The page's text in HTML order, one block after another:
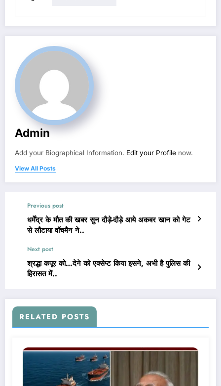
Admin
Add your Biographical Information. Edit your Profile now.
View All Posts
Previous post
धर्मेंद्र के मौत की खबर सुन दौड़े-दौड़े आये अकबर खान को गेट
से लौटाया वॉचमैन ने..
Next post
श्रद्धा कपूर को…देने को एक्सेप्ट किया इसने, अभी है पुलिस की
हिरासत में..
RELATED POSTS